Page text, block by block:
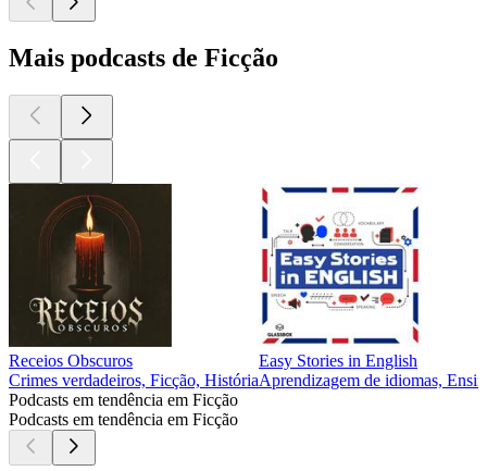
Mais podcasts de Ficção
Receios Obscuros
Crimes verdadeiros, Ficção, História
Easy Stories in English
Aprendizagem de idiomas,
Podcasts em tendência em Ficção
Podcasts em tendência em Ficção